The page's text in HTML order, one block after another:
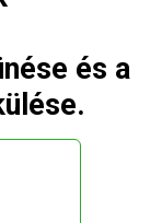
és a